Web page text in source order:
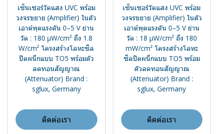
เซ็นเซอร์วัดแสง UVC พร้อม
วงจรขยาย (Amplifier) ในตัว
เอาต์พุตแรงดัน 0–5 V ย่าน
วัด : 180 µW/cm² ถึง 1.8
W/cm² โครงสร้างโลหะซีล
ปิดผนึกแบบ TO5 พร้อมตัว
ลดทอนสัญญาณ
(Attenuator) Brand :
sglux, Germany
ติดต่อเรา
เซ็นเซอร์วัดแสง UVC พร้อม
วงจรขยาย (Amplifier) ในตัว
เอาต์พุตแรงดัน 0–5 V ย่าน
วัด : 18 µW/cm² ถึง 180
mW/cm² โครงสร้างโลหะ
ซีลปิดผนึกแบบ TO5 พร้อม
ตัวลดทอนสัญญาณ
(Attenuator) Brand :
sglux, Germany
ติดต่อเรา